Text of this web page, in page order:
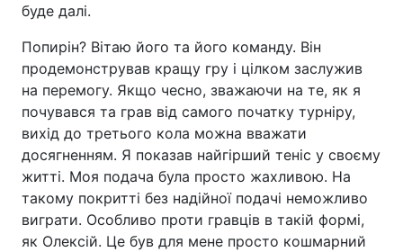
буде далі.
Попирін? Вітаю його та його команду. Він
продемонстрував кращу гру і цілком заслужив
на перемогу. Якщо чесно, зважаючи на те, як я
почувався та грав від самого початку турніру,
вихід до третього кола можна вважати
досягненням. Я показав найгірший теніс у своєму
житті. Моя подача була просто жахливою. На
такому покритті без надійної подачі неможливо
виграти. Особливо проти гравців в такій формі,
як Олексій. Це був для мене просто кошмарний